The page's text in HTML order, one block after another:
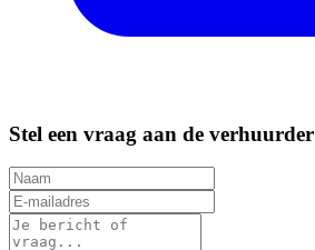
Stel een vraag aan de verhuurder